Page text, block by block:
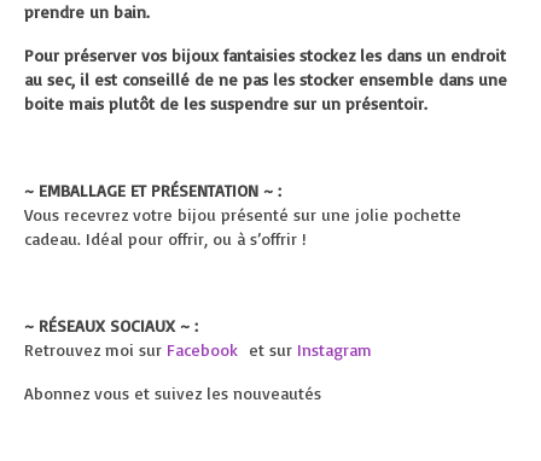
prendre un bain.
Pour préserver vos bijoux fantaisies stockez les dans un endroit
au sec, il est conseillé de ne pas les stocker ensemble dans une
boite mais plutôt de les suspendre sur un présentoir.
~ EMBALLAGE ET PRÉSENTATION ~ :
Vous recevrez votre bijou présenté sur une jolie pochette
cadeau. Idéal pour offrir, ou à s’offrir !
~ RÉSEAUX SOCIAUX ~ :
Retrouvez moi sur Facebook et sur Instagram
Abonnez vous et suivez les nouveautés